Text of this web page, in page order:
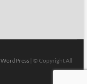
WordPress| © Copyright All